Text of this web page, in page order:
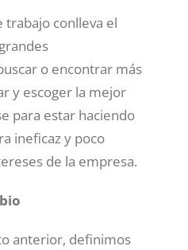
trabajo conlleva el
o encontrar más
y escoger la mejor
para estar haciendo
ineficaz y poco
de la empresa.
anterior, definimos